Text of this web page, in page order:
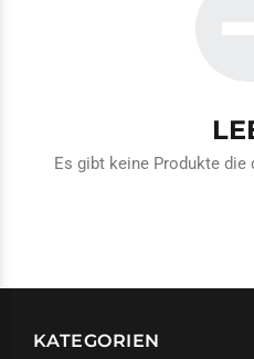
Es gibt keine Produkte die
KATEGORIEN